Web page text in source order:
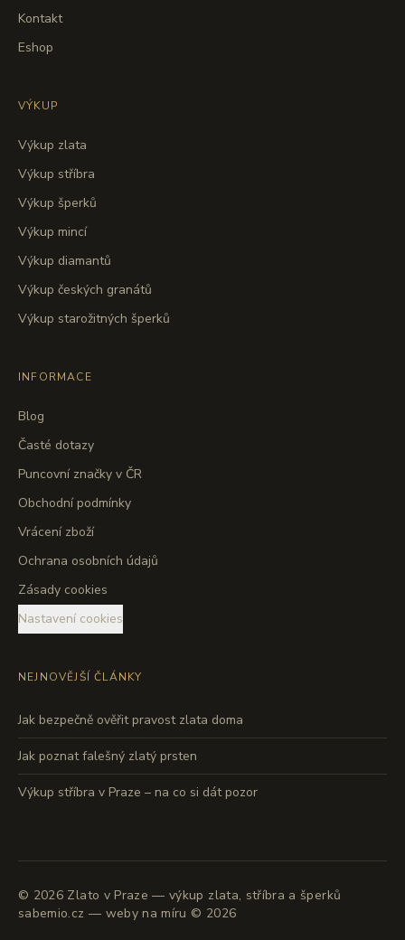
Kontakt
Eshop
VÝKUP
Výkup zlata
Výkup stříbra
Výkup šperků
Výkup mincí
Výkup diamantů
Výkup českých granátů
Výkup starožitných šperků
INFORMACE
Blog
Časté dotazy
Puncovní značky v ČR
Obchodní podmínky
Vrácení zboží
Ochrana osobních údajů
Zásady cookies
Nastavení cookies
NEJNOVĚJŠÍ ČLÁNKY
Jak bezpečně ověřit pravost zlata doma
Jak poznat falešný zlatý prsten
Výkup stříbra v Praze – na co si dát pozor
© 2026 Zlato v Praze — výkup zlata, stříbra a šperků
sabemio.cz — weby na míru © 2026